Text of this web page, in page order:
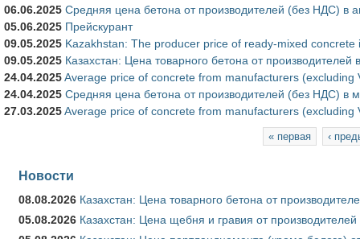
06.06.2025 Средняя цена бетона от производителей (без НДС) в
05.06.2025 Прейскурант
09.05.2025 Kazakhstan: The producer price of ready-mixed concrete
09.05.2025 Казахстан: Цена товарного бетона от производителей
24.04.2025Average price of concrete from manufacturers (excluding
24.04.2025 Средняя цена бетона от производителей (без НДС) в
27.03.2025Average price of concrete from manufacturers (excluding
« первая ‹
Новости
08.08.2026 Казахстан: Цена товарного бетона от
05.08.2026 Казахстан: Цена щебня и гравия от